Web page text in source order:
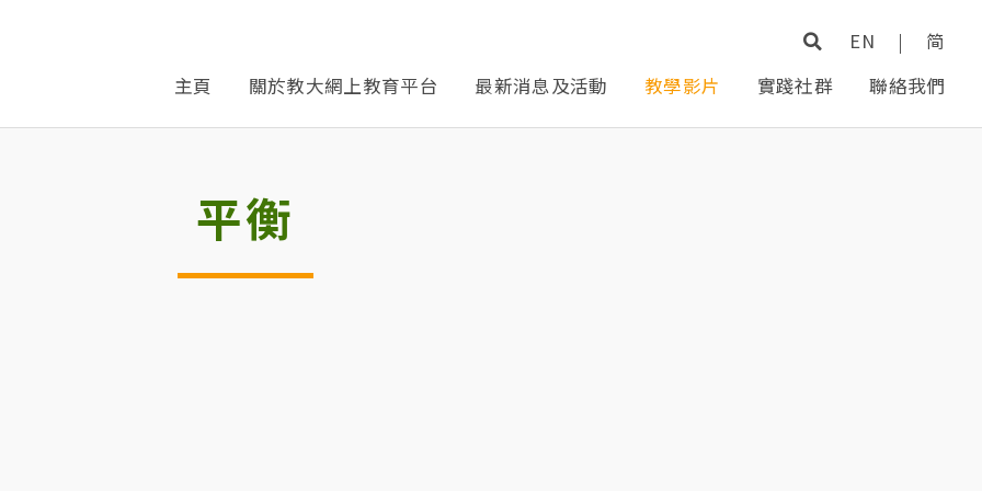
EN |
简
主頁
關於教大網上教育平台 最新消息及活動 教學影片 實踐社群 聯絡我們
平衡